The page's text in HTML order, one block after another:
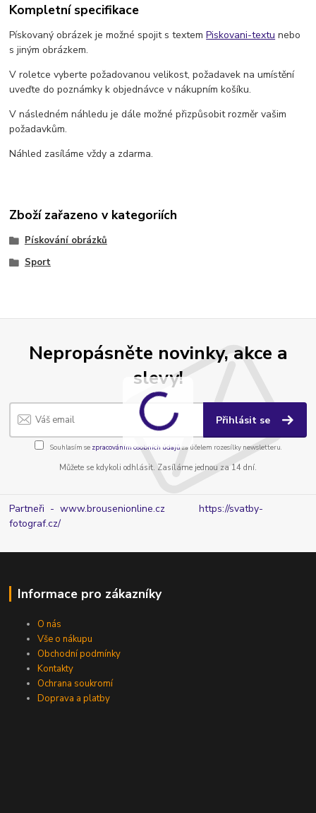
Kompletní specifikace
Pískovaný obrázek je možné spojit s textemPiskovani-textu nebo
s jiným obrázkem.
V roletce vyberte požadovanou velikost, požadavek na umístění
uveďte do poznámky k objednávce v nákupním košíku.
V následném náhledu je dále možné přizpůsobit rozměr vašim
požadavkům.
Náhled zasíláme vždy a zdarma.
Zboží zařazeno v kategoriích
Pískování obrázků
Sport
Nepropásněte novinky, akce a
slevy!
Přihlásit se
Souhlasím se zpracováním osobních údajůza účelem rozesílky newsletteru.
Můžete se kdykoli odhlásit. Zasíláme jednou za 14 dní.
Partneři - www.brousenionline.czhttps://svatby-
fotograf.cz/
Informace pro zákazníky
O nás
Vše o nákupu
Obchodní podmínky
Kontakty
Ochrana soukromí
Doprava a platby